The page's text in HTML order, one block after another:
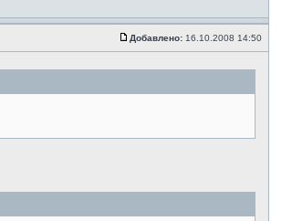
Добавлено: 16.10.2008 14:50